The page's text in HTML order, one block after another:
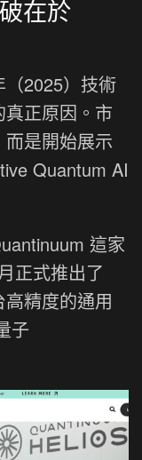
在於
2025）技術
正原因。市
是開始展示
Quantum AI
這家
正式推出了
精度的通用
子